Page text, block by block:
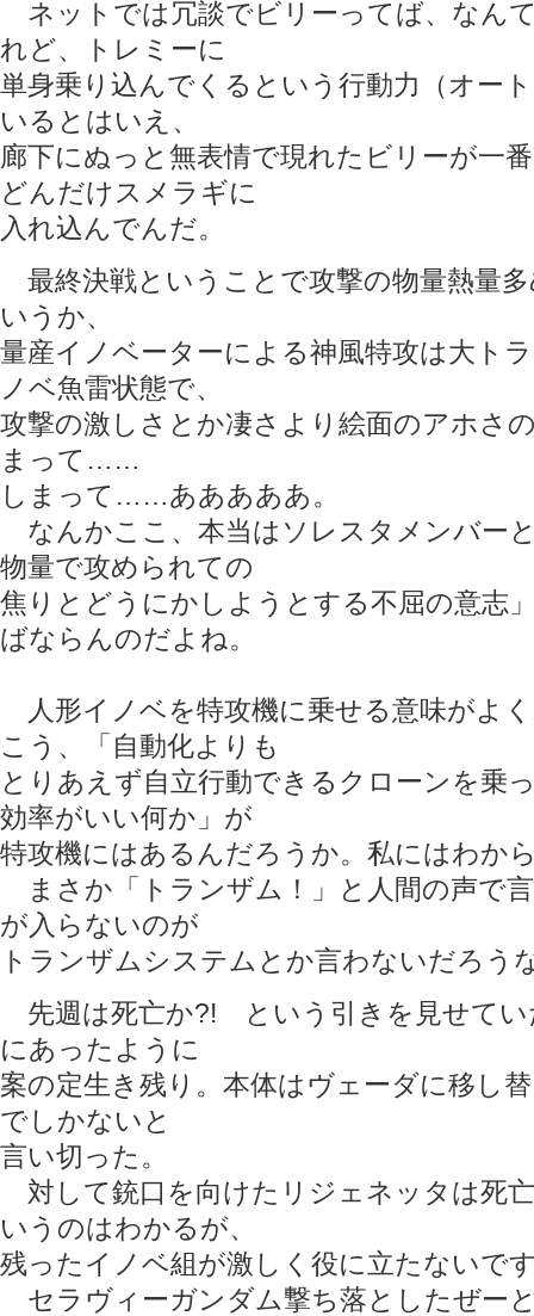
ネットでは冗談でビリーってば、なん
れど、トレミーに
単身乗り込んでくるという行動力（オー
いるとはいえ、
廊下にぬっと無表情で現れたビリーが一
どんだけスメラギに
入れ込んでんだ。
最終決戦ということで攻撃の物量熱量
いうか、
量産イノベーターによる神風特攻は大ト
ノベ魚雷状態で、
攻撃の激しさとか凄さより絵面のアホさ
まって……
しまって……あああああ。
なんかここ、本当はソレスタメンバー
物量で攻められての
焦りとどうにかしようとする不屈の意志
ばならんのだよね。
人形イノベを特攻機に乗せる意味がよ
こう、「自動化よりも
とりあえず自立行動できるクローンを乗
効率がいい何か」が
特攻機にはあるんだろうか。私にはわか
まさか「トランザム！」と人間の声で
が入らないのが
トランザムシステムとか言わないだろう
先週は死亡か?! という引きを見せてい
にあったように
案の定生き残り。本体はヴェーダに移し
でしかないと
言い切った。
対して銃口を向けたリジェネッタは死
いうのはわかるが、
残ったイノベ組が激しく役に立たない
セラヴィーガンダム撃ち落としたぜー